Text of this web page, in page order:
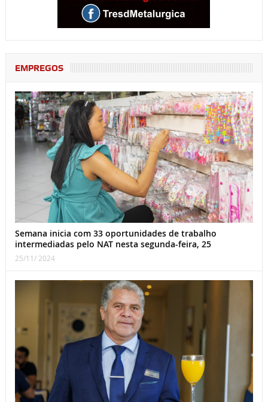
EMPREGOS
Semana inicia com 33 oportunidades de trabalho
intermediadas pelo NAT nesta segunda-feira, 25
25/11/ 2024